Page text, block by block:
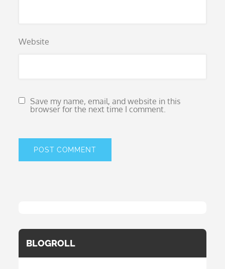
Website
Save my name, email, and website in this
browser for the next time I comment.
BLOGROLL